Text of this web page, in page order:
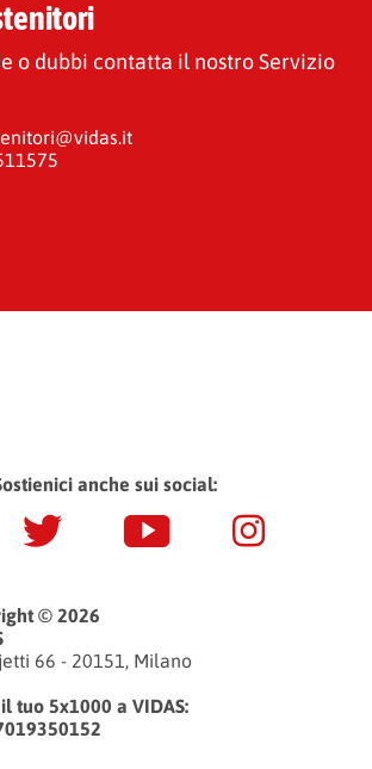
o dubbi contatta il nostro Servizio
© 2026
66 - 20151, Milano
tuo 5x1000 a VIDAS:
anche sui social: